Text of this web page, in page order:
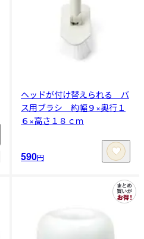
ヘッドが付け替えられる バ
ス用ブラシ 約幅９×奥行１
６×高さ１８ｃｍ
590円